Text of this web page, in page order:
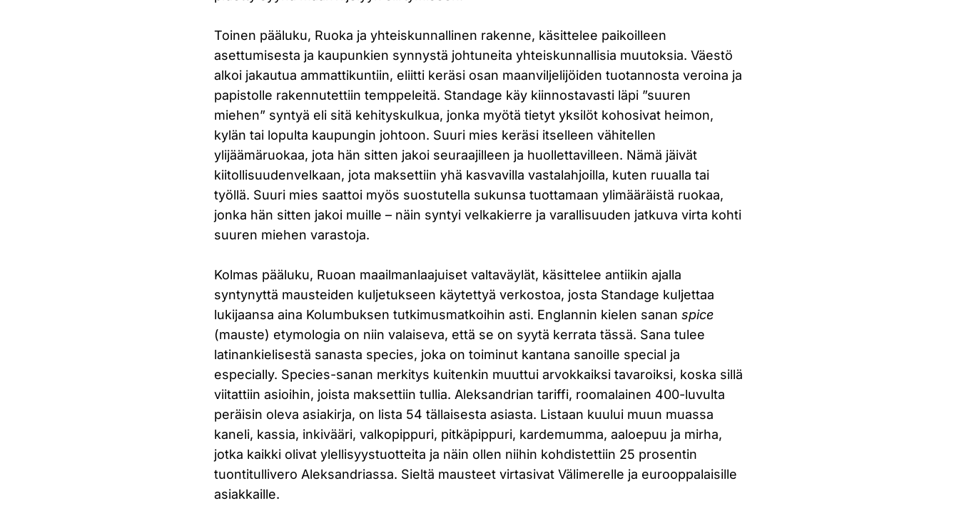
Toinen pääluku, Ruoka ja yhteiskunnallinen rakenne, käsittelee paikoilleen
asettumisesta ja kaupunkien synnystä johtuneita yhteiskunnallisia muutoksia. Väestö
alkoi jakautua ammattikuntiin, eliitti keräsi osan maanviljelijöiden tuotannosta veroina ja
papistolle rakennutettiin temppeleitä. Standage käy kiinnostavasti läpi ”suuren
miehen” syntyä eli sitä kehityskulkua, jonka myötä tietyt yksilöt kohosivat heimon,
kylän tai lopulta kaupungin johtoon. Suuri mies keräsi itselleen vähitellen
ylijäämäruokaa, jota hän sitten jakoi seuraajilleen ja huollettavilleen. Nämä jäivät
kiitollisuudenvelkaan, jota maksettiin yhä kasvavilla vastalahjoilla, kuten ruualla tai
työllä. Suuri mies saattoi myös suostutella sukunsa tuottamaan ylimääräistä ruokaa,
jonka hän sitten jakoi muille – näin syntyi velkakierre ja varallisuuden jatkuva virta kohti
suuren miehen varastoja.
Kolmas pääluku, Ruoan maailmanlaajuiset valtaväylät, käsittelee antiikin ajalla
syntynyttä mausteiden kuljetukseen käytettyä verkostoa, josta Standage kuljettaa
lukijaansa aina Kolumbuksen tutkimusmatkoihin asti. Englannin kielen sananspice
(mauste) etymologia on niin valaiseva, että se on syytä kerrata tässä. Sana tulee
latinankielisestä sanasta species, joka on toiminut kantana sanoille special ja
especially. Species-sanan merkitys kuitenkin muuttui arvokkaiksi tavaroiksi, koska sillä
viitattiin asioihin, joista maksettiin tullia. Aleksandrian tariffi, roomalainen 400-luvulta
peräisin oleva asiakirja, on lista 54 tällaisesta asiasta. Listaan kuului muun muassa
kaneli, kassia, inkivääri, valkopippuri, pitkäpippuri, kardemumma, aaloepuu ja mirha,
jotka kaikki olivat ylellisyystuotteita ja näin ollen niihin kohdistettiin 25 prosentin
tuontitullivero Aleksandriassa. Sieltä mausteet virtasivat Välimerelle ja eurooppalaisille
asiakkaille.